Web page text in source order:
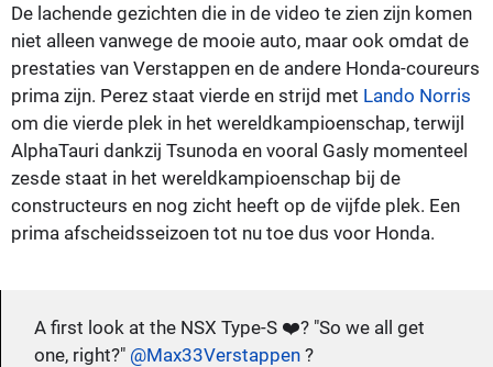
De lachende gezichten die in de video te zien zijn komen
niet alleen vanwege de mooie auto, maar ook omdat de
prestaties van Verstappen en de andere Honda-coureurs
prima zijn. Perez staat vierde en strijd met Lando Norris
om die vierde plek in het wereldkampioenschap, terwijl
AlphaTauri dankzij Tsunoda en vooral Gasly momenteel
zesde staat in het wereldkampioenschap bij de
constructeurs en nog zicht heeft op de vijfde plek. Een
prima afscheidsseizoen tot nu toe dus voor Honda.
A first look at the NSX Type-S ❤️‍? "So we all get
one, right?" @Max33Verstappen ?